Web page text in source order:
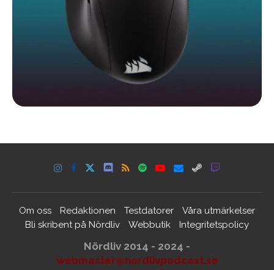
Om oss Redaktionen Testdatorer
Våra utmärkelser
Bli skribent på Nördliv
Webbutik Integritetspolicy
Nördliv 2014 - 2024 -
webmaster@nordlivpodcast.se